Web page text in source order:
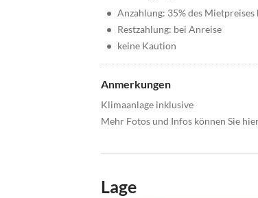
• Anzahlung: 35% des Mietpreises
• Restzahlung: bei Anreise
• keine Kaution
Anmerkungen
Klimaanlage inklusive
Mehr Fotos und Infos können Sie
Lage